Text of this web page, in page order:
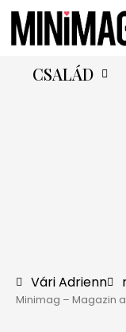
CSALÁD
Vári Adrienn
Minimag – Magazin